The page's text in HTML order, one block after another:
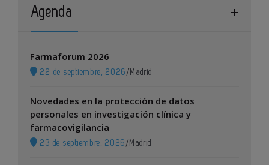
Agenda
Farmaforum 2026
22 de septiembre, 2026 / Madrid
Novedades en la protección de datos
personales en investigación clínica y
farmacovigilancia
23 de septiembre, 2026 / Madrid